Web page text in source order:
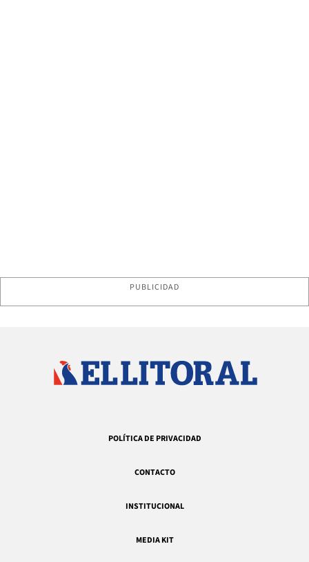
PUBLICIDAD
POLÍTICA DE PRIVACIDAD
CONTACTO
INSTITUCIONAL
MEDIA KIT